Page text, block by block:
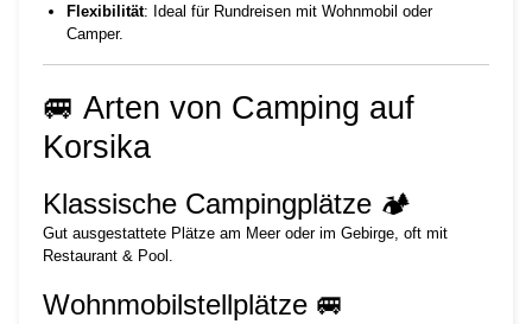
Flexibilität: Ideal für Rundreisen mit Wohnmobil oder
Camper.
🚐 Arten von Camping auf
Korsika
Klassische Campingplätze 🏕️
Gut ausgestattete Plätze am Meer oder im Gebirge, oft mit
Restaurant & Pool.
Wohnmobilstellplätze 🚐